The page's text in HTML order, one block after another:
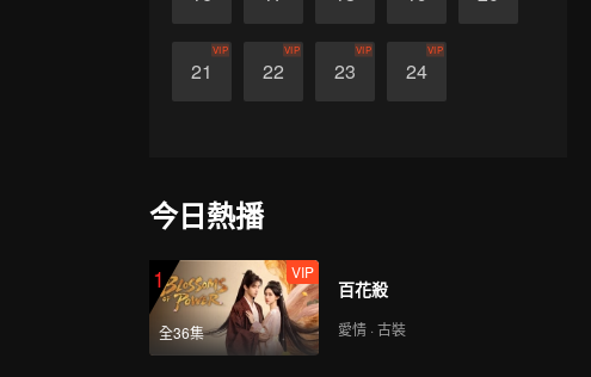
21
VIP
22
VIP
23
VIP
24
VIP
今日熱播
1
全36集
VIP
百花殺
愛情 · 古裝